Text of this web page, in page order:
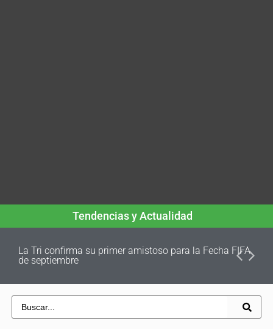
Tendencias y Actualidad
La Tri confirma su primer amistoso para la Fecha FIFA
de septiembre